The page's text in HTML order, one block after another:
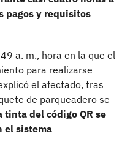
pagos y requisitos
a. m., hora en la que el
para realizarse
el afectado, tras
de parqueadero se
tinta del código QR se
el sistema